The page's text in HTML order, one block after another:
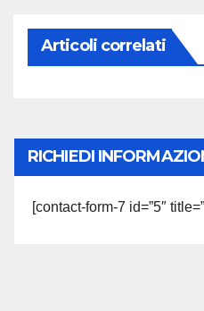
Articoli correlati
RICHIEDI
[contact-form-7 id=”5″